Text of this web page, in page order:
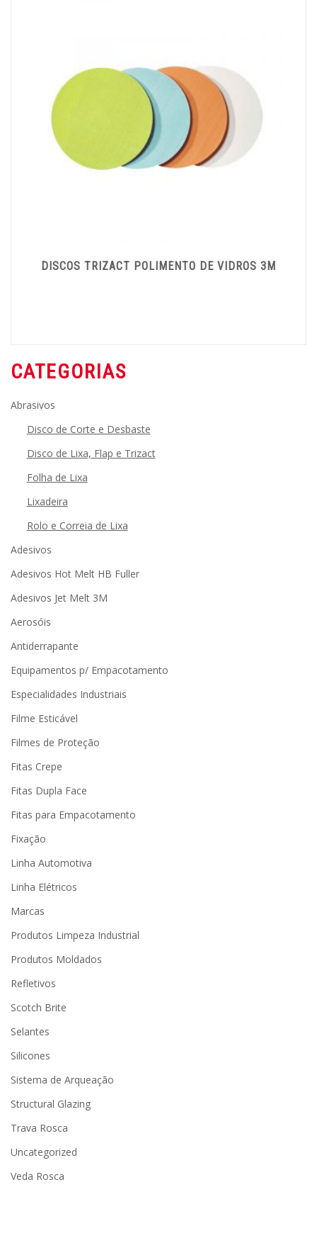
DISCOS TRIZACT POLIMENTO DE VIDROS 3M
CATEGORIAS
Abrasivos
Disco de Corte e Desbaste
Disco de Lixa, Flap e Trizact
Folha de Lixa
Lixadeira
Rolo e Correia de Lixa
Adesivos
Adesivos Hot Melt HB Fuller
Adesivos Jet Melt 3M
Aerosóis
Antiderrapante
Equipamentos p/ Empacotamento
Especialidades Industriais
Filme Esticável
Filmes de Proteção
Fitas Crepe
Fitas Dupla Face
Fitas para Empacotamento
Fixação
Linha Automotiva
Linha Elétricos
Marcas
Produtos Limpeza Industrial
Produtos Moldados
Refletivos
Scotch Brite
Selantes
Silicones
Sistema de Arqueação
Structural Glazing
Trava Rosca
Uncategorized
Veda Rosca